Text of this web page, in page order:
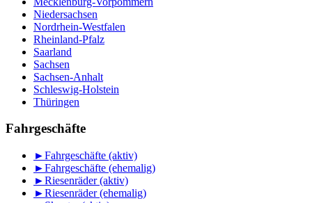
Niedersachsen
Nordrhein-Westfalen
Rheinland-Pfalz
Saarland
Sachsen
Sachsen-Anhalt
Schleswig-Holstein
Thüringen
Fahrgeschäfte
►Fahrgeschäfte (aktiv)
►Fahrgeschäfte (ehemalig)
►Riesenräder (aktiv)
►Riesenräder (ehemalig)